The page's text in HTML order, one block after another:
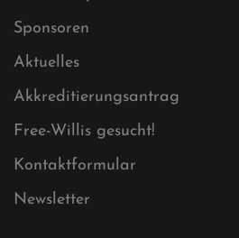
Sponsoren
Aktuelles
Akkreditierungsantrag
Free-Willis gesucht!
Kontaktformular
Newsletter